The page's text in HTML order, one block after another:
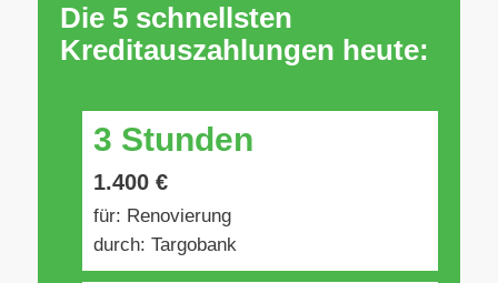
Die 5 schnellsten
Kreditauszahlungen heute:
3 Stunden
1.400 €
für: Renovierung
durch: Targobank